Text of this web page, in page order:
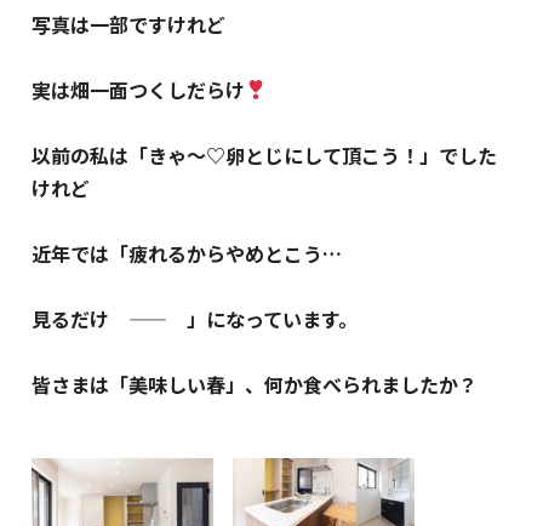
写真は一部ですけれど
実は畑一面つくしだらけ
以前の私は 「きゃ～♡卵とじにして頂こう！」 でした
けれど
近年では「疲れるからやめとこう…
見るだけ ―― 」になっています。
皆さまは「美味しい春」、何か食べられましたか？